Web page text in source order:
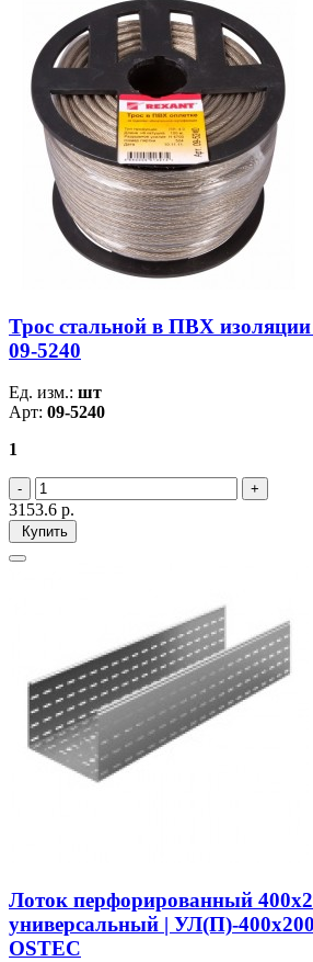
Трос стальной в ПВХ
09-5240
Ед. изм.: шт
Арт: 09-5240
1
3153.6 р.
Купить
Лоток перфорированный
универсальный | УЛ(П)-
OSTEC